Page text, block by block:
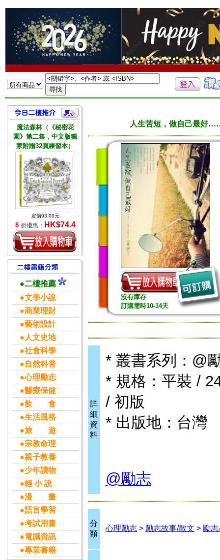
魔法森林（《秘密花
園》第二集，中文版獨
家附贈32頁練習本）
定價93.00元
8 折優惠： HK$74.4
●二樓推薦
●文學小說
●商業理財
●藝術設計
●人文史地
●社會科學
●自然科普
●心理勵志
●醫療保健
●飲 食
●生活風格
●旅 遊
●宗教命理
●親子教養
●少年讀物
●輕 小 說
●漫 畫
●語言學習
●考試用書
●電腦資訊
●專業書籍
人生苦短，做自己最好
沒有庫存
訂購需時10-14天
詳
細
資
料
* 叢書系列：@
* 規格：平裝 /
/ 初版
* 出版地：台灣
@勵志
分
類
心理勵志 > 勵志故事/散文 > 勵